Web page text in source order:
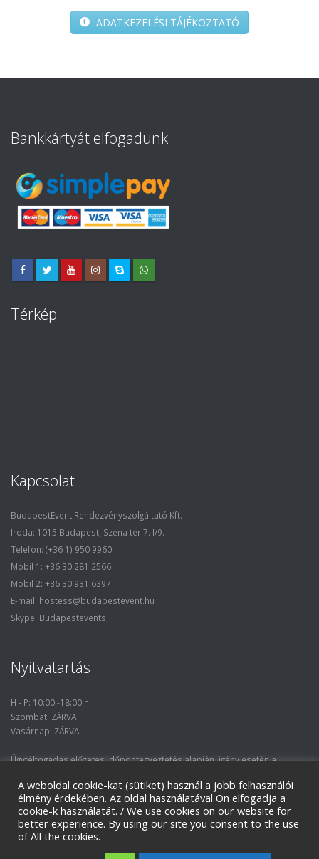
ADATKEZELÉSI TÁJÉKOZTATÓ
Bankkártyát elfogadunk
Térkép
Kapcsolat
BudapestEvent Rendezvényszolgáltató Kft.
Iroda: 1015 Budapest, Széna tér 7. I/9.
Telefon: (+36 1) 950 9960
Mobil 1: +36 30 281 2566
Mobil 2: +36 30 931 6397
E-mail: hostess@budapestevent.hu
Skype: Budapestevents
Nyitvatartás
H - P: 10:00 -18:00 h
Szombat: ZÁRVA
Vasárnap: ZÁRVA
Ügyfélfogadás előzetes időpontegyeztetés alapján, igény esetén a
A weboldal cookie-kat (sütiket) használ a jobb felhasználói
élmény érdekében. Az oldal használatával Ön elfogadja a
cookie-k használatát. / We use cookies on our website for
better experience. By using our site you consent to the use
of All the cookies.